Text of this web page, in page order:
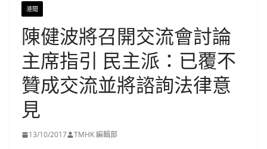
港聞
陳健波將召開交流會討論
主席指引 民主派：已覆不
贊成交流並將諮詢法律意
見
13/10/2017 TMHK 編輯部